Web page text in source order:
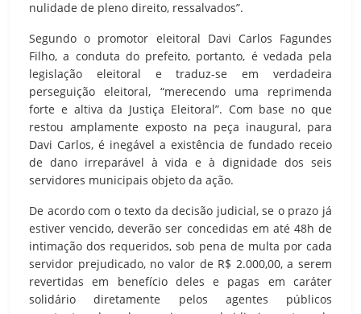
nulidade de pleno direito, ressalvados”.
Segundo o promotor eleitoral Davi Carlos Fagundes
Filho, a conduta do prefeito, portanto, é vedada pela
legislação eleitoral e traduz-se em verdadeira
perseguição eleitoral, “merecendo uma reprimenda
forte e altiva da Justiça Eleitoral”. Com base no que
restou amplamente exposto na peça inaugural, para
Davi Carlos, é inegável a existência de fundado receio
de dano irreparável à vida e à dignidade dos seis
servidores municipais objeto da ação.
De acordo com o texto da decisão judicial, se o prazo já
estiver vencido, deverão ser concedidas em até 48h de
intimação dos requeridos, sob pena de multa por cada
servidor prejudicado, no valor de R$ 2.000,00, a serem
revertidas em benefício deles e pagas em caráter
solidário diretamente pelos agentes públicos